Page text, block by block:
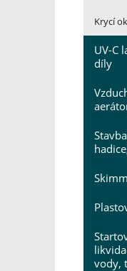
Krycí
UV-C
díly
vody,